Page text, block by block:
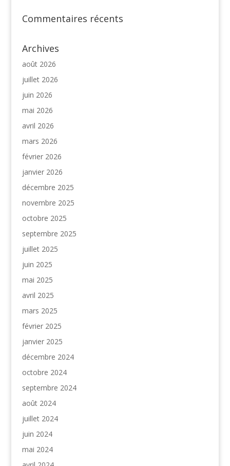
Commentaires récents
Archives
août 2026
juillet 2026
juin 2026
mai 2026
avril 2026
mars 2026
février 2026
janvier 2026
décembre 2025
novembre 2025
octobre 2025
septembre 2025
juillet 2025
juin 2025
mai 2025
avril 2025
mars 2025
février 2025
janvier 2025
décembre 2024
octobre 2024
septembre 2024
août 2024
juillet 2024
juin 2024
mai 2024